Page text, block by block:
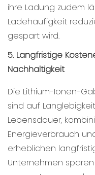
ihre Ladung zudem
Ladehäufigkeit
gespart wird.
5. Langfristige
Nachhaltigkeit
Die Lithium-Ionen-
sind auf
Lebensdauer,
Energieverbrauch
erheblichen
Unternehmen